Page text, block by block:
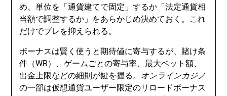
め、単位を「通貨建てで固定」するか「法定通貨相
当額で調整するか」をあらかじめ決めておく。これ
だけでブレを抑えられる。
ボーナスは賢く使うと期待値に寄与するが、賭け条
件（WR）、ゲームごとの寄与率、最大ベット額、
出金上限などの細則が鍵を握る。 オンラインカジノ
の一部は仮想通貨ユーザー限定のリロードボーナス